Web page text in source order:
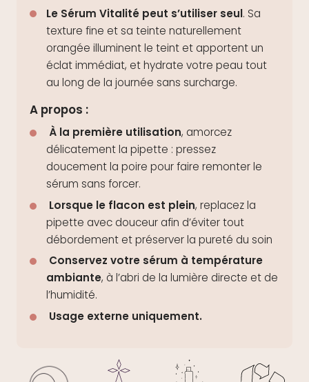
Le Sérum Vitalité peut s’utiliser seul. Sa
texture fine et sa teinte naturellement
orangée illuminent le teint et apportent un
éclat immédiat, et hydrate votre peau tout
au long de la journée sans surcharge.
A propos :
À la première utilisation, amorcez
délicatement la pipette : pressez
doucement la poire pour faire remonter le
sérum sans forcer.
Lorsque le flacon est plein, replacez la
pipette avec douceur afin d’éviter tout
débordement et préserver la pureté du soin
Conservez votre sérum à température
ambiante, à l’abri de la lumière directe et de
l’humidité.
Usage externe uniquement.